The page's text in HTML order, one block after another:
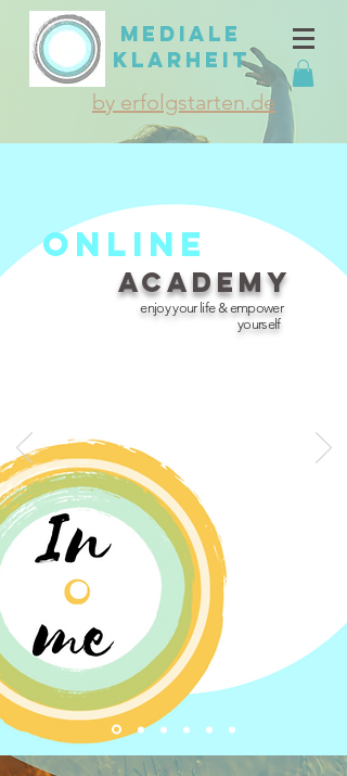
MEDIALE
KLARHEIT
by erfolgstarten.de
Online
Academy
enjoy your life & empower
yourself